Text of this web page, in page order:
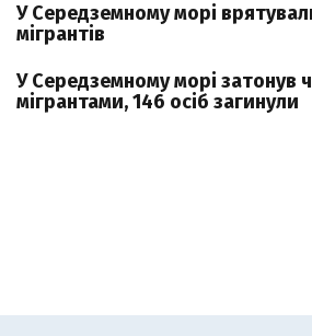
У Середземному морі
мігрантів
У Середземному морі затонув
мігрантами, 146 осіб загинули